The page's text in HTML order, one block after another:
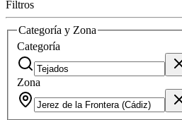
Filtros
Categoría y Zona
Categoría
Zona